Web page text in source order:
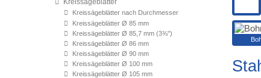
Kreissägeblätter
Kreissägeblätter nach Durchmesser
Kreissägeblätter Ø 85 mm
Kreissägeblätter Ø 85,7 mm (3⅜'')
Kreissägeblätter Ø 86 mm
Kreissägeblätter Ø 90 mm
Kreissägeblätter Ø 100 mm
Kreissägeblätter Ø 105 mm